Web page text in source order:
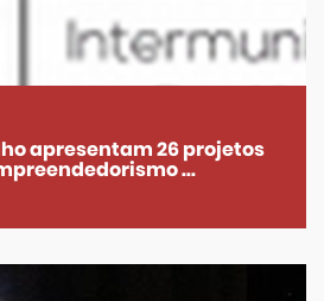
apresentam 26 projetos
...